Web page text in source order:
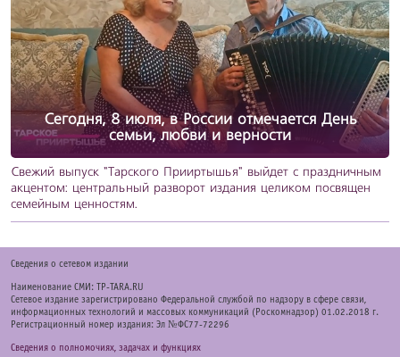
Сегодня, 8 июля, в России отмечается День
семьи, любви и верности
Свежий выпуск "Тарского Прииртышья" выйдет с праздничным
акцентом: центральный разворот издания целиком посвящен
семейным ценностям.
Cведения о сетевом издании
Наименование СМИ: TP-TARA.RU
Сетевое издание зарегистрировано Федеральной службой по надзору в сфере связи,
информационных технологий и массовых коммуникаций (Роскомнадзор) 01.02.2018 г.
Регистрационный номер издания: Эл №ФС77-72296
Сведения о полномочиях, задачах и функциях